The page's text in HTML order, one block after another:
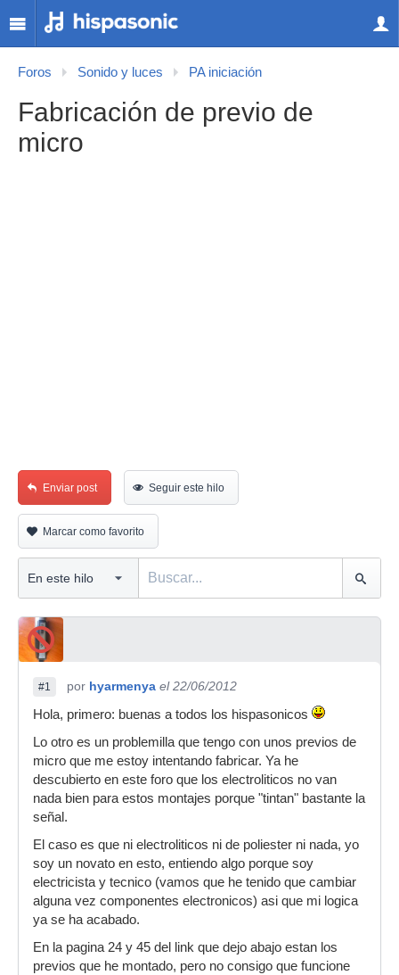
Foros Sonido y luces PA iniciación
Fabricación de previo de
micro
Enviar post Seguir este hilo
Marcar como favorito
#1 por hyarmenya el 22/06/2012
Hola, primero: buenas a todos los hispasonicos
Lo otro es un problemilla que tengo con unos previos de
micro que me estoy intentando fabricar. Ya he
descubierto en este foro que los electroliticos no van
nada bien para estos montajes porque "tintan" bastante la
señal.
El caso es que ni electroliticos ni de poliester ni nada, yo
soy un novato en esto, entiendo algo porque soy
electricista y tecnico (vamos que he tenido que cambiar
alguna vez componentes electronicos) asi que mi logica
ya se ha acabado.
En la pagina 24 y 45 del link que dejo abajo estan los
previos que he montado, pero no consigo que funcione